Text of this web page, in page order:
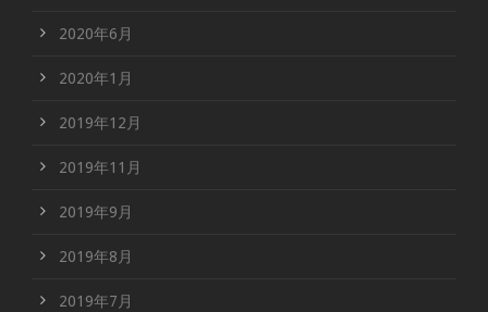
2020年6月
2020年1月
2019年12月
2019年11月
2019年9月
2019年8月
2019年7月